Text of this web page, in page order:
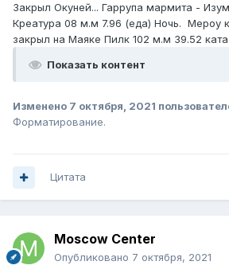
Закрыл Окуней... Гаррупа мармита -
Креатура 08 м.м 7.96 (еда) Ночь. Мероу
закрыл на Маяке Пилк 102 м.м 39.52 ката
Показать контент
Изменено 7 октября, 2021
Форматирование.
Цитата
Moscow Center
Опубликовано 7 октября, 2021